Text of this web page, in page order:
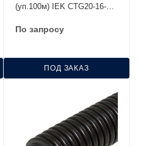
(уп.100м) IEK CTG20-16-
По запросу
ПОД ЗАКАЗ